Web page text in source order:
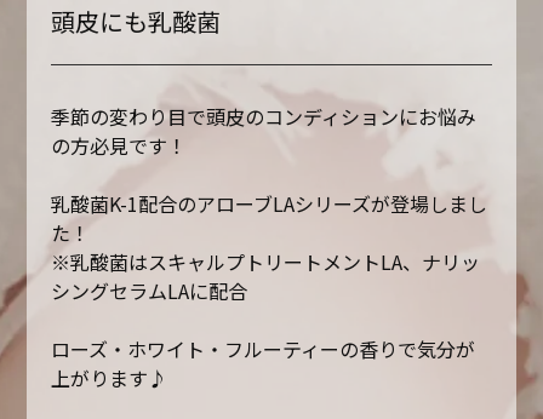
頭皮にも乳酸菌
季節の変わり目で頭皮のコンディションにお悩み
の方必見です！
乳酸菌K-1配合のアローブLAシリーズが登場しまし
た！
※乳酸菌はスキャルプトリートメントLA、ナリッ
シングセラムLAに配合
ローズ・ホワイト・フルーティーの香りで気分が
上がります♪